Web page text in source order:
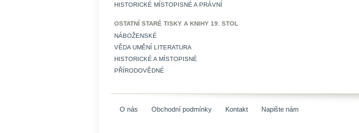
HISTORICKÉ MÍSTOPISNÉ A PRÁVNÍ
OSTATNÍ STARÉ TISKY A KNIHY 19. STOL
NÁBOŽENSKÉ
VĚDA UMĚNÍ LITERATURA
HISTORICKÉ A MÍSTOPISNÉ
PŘÍRODOVĚDNÉ
O nás Obchodní podmínky Kontakt Napište nám